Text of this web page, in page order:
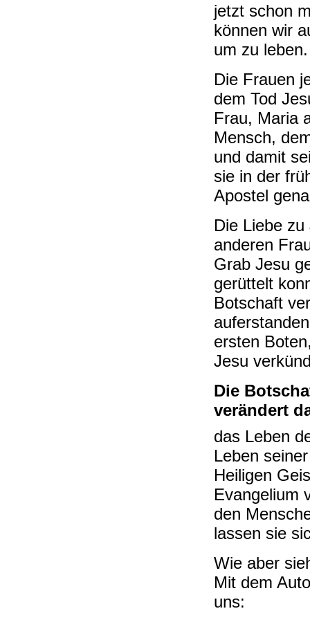
jetzt schon
können wir
um zu leben.
Die Frauen
dem Tod
Frau, Maria
Mensch,
und damit
sie in der
Apostel
Die Liebe
anderen
Grab Jesu
gerüttelt
Botschaft
ersten
Jesu
Die
verändert
das Leben
Leben
Heiligen
Evangelium
den
lassen sie
Wie aber
Mit dem
uns: